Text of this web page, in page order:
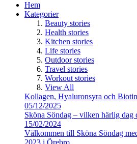
Hem
Kategorier
Beauty stories
Health stories
Kitchen stories
Life stories
Outdoor stories
Travel stories
Workout stories
View All
Kollagen, Hyaluronsyra och
05/12/2025
Sköna Söndag – vilken härlig dag
15/02/2024
Välkommen till Sköna Söndag
2023 i Örebro